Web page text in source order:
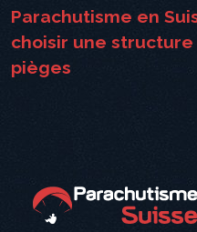
Parachutisme en
choisir une
pièges